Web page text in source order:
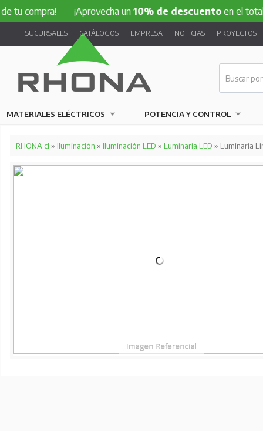
tu compra! ¡Aprovecha un 10% de descuentoen el
SUCURSALES CATÁLOGOS EMPRESA NOTICIAS PROYECTOS
MATERIALES ELÉCTRICOS POTENCIA Y CONTROL
RHONA.cl » Iluminación » Iluminación LED » Luminaria LED » Luminaria